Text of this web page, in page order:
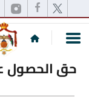
حق الحصول